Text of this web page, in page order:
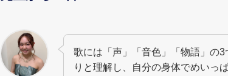
歌には「声」「音色」「物語」の
りと理解し、自分の身体でめいっ